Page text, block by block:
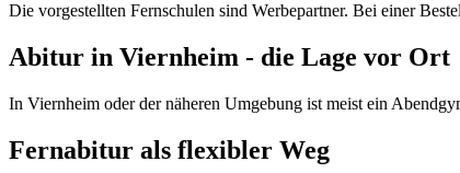
Die vorgestellten Fernschulen sind Werbepartner. Bei einer
Abitur in Viernheim - die Lage vor Ort
In Viernheim oder der näheren Umgebung ist meist ein
Fernabitur als flexibler Weg